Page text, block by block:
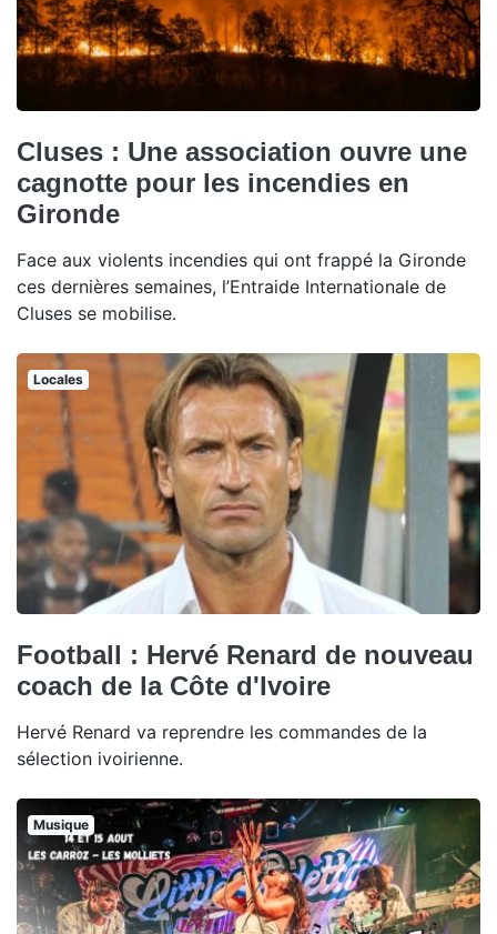
Cluses : Une association ouvre une
cagnotte pour les incendies en
Gironde
Face aux violents incendies qui ont frappé la Gironde
ces dernières semaines, l’Entraide Internationale de
Cluses se mobilise.
Locales
Football : Hervé Renard de nouveau
coach de la Côte d'Ivoire
Hervé Renard va reprendre les commandes de la
sélection ivoirienne.
Musique